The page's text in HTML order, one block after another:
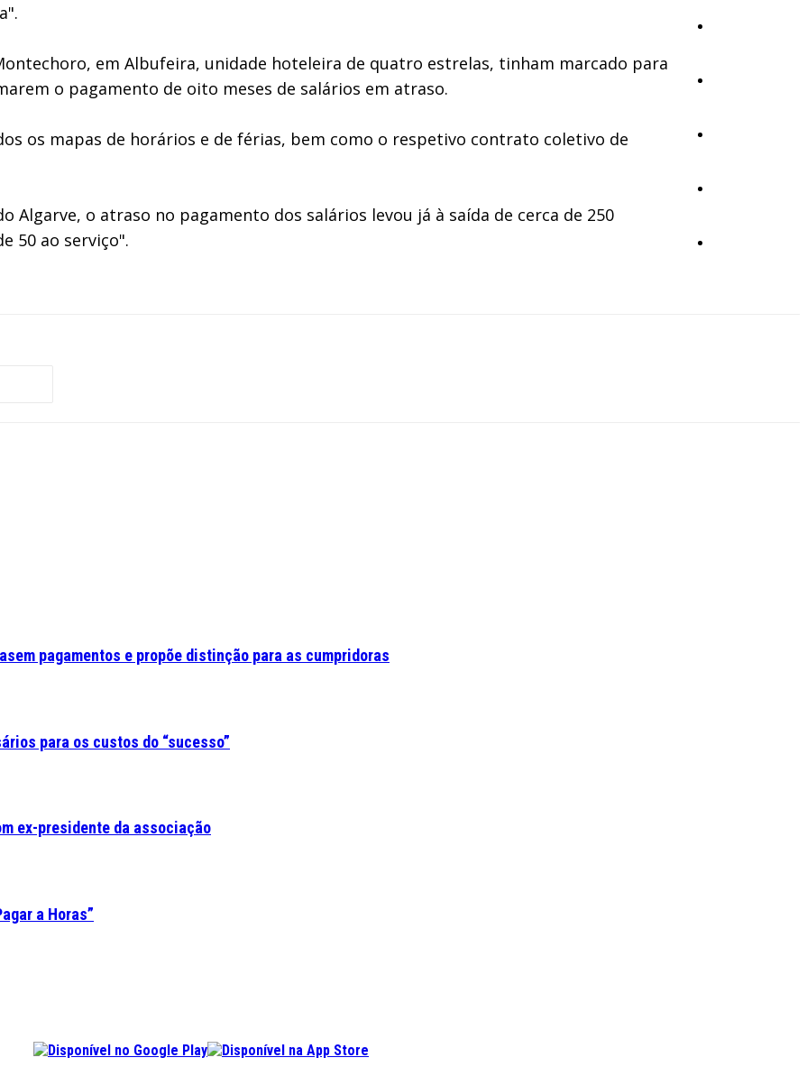
em Albufeira, unidade hoteleira de quatro estrelas, tinham marcado para
o pagamento de oito meses de salários em atraso.
os mapas de horários e de férias, bem como o respetivo contrato coletivo de
Algarve, o atraso no pagamento dos salários levou já à saída de cerca de 250
50 ao serviço".
pagamentos e propõe distinção para as cumpridoras
para os custos do “sucesso”
ex-presidente da associação
a Horas”